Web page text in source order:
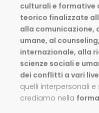
culturali e formative
teorico finalizzate
alla comunicazione,
umane, al
internazionale, alla
scienze sociali e
dei conflitti a vari
quelli interpersonali
crediamo nella